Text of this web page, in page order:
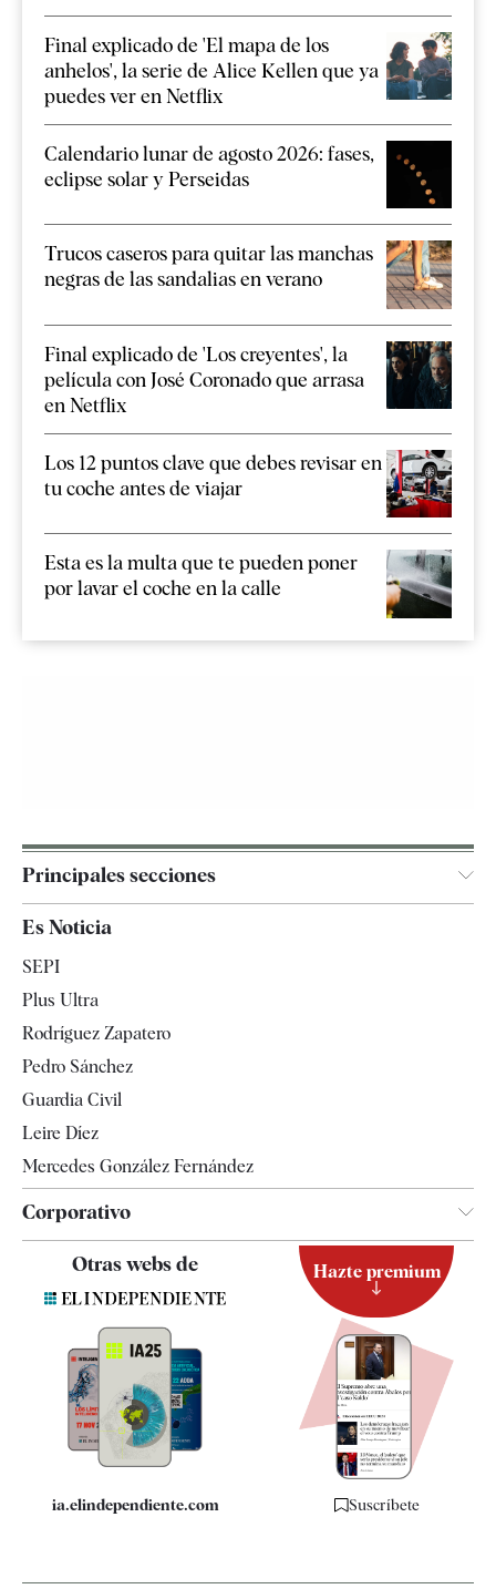
Final explicado de 'El mapa de los
anhelos', la serie de Alice Kellen que ya
puedes ver en Netflix
Calendario lunar de agosto 2026: fases,
eclipse solar y Perseidas
Trucos caseros para quitar las manchas
negras de las sandalias en verano
Final explicado de 'Los creyentes', la
película con José Coronado que arrasa
en Netflix
Los 12 puntos clave que debes revisar en
tu coche antes de viajar
Esta es la multa que te pueden poner
por lavar el coche en la calle
Principales secciones
Televisión
Es Noticia
SEPI
Plus Ultra
Rodríguez Zapatero
Pedro Sánchez
Guardia Civil
Leire Díez
Mercedes González Fernández
Corporativo
Quiénes somos
Especificaciones
Otras webs de
ia.elindependiente.com
Hazte premium
Suscríbete